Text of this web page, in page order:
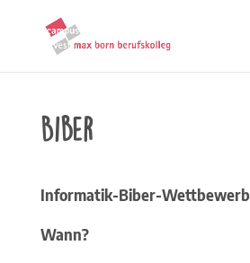
Biber
Informatik-Biber-Wettbewerb
Wann?